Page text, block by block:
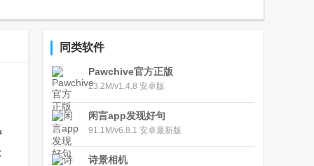
同类软件
Pawchive官方正版
23.2M/v1.4.8 安卓版
闲言app发现好句
91.1M/v6.8.1 安卓最新版
诗景相机